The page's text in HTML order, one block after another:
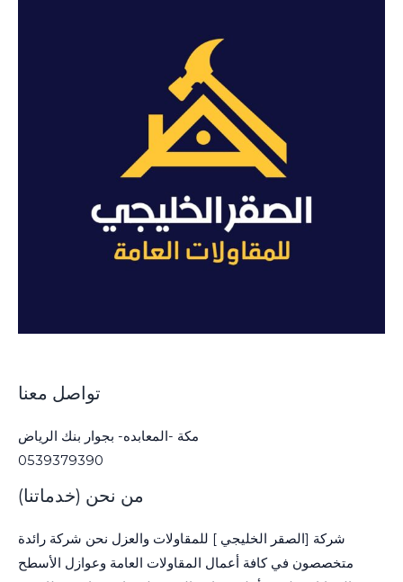
تواصل معنا
مكة -المعابده- بجوار بنك الرياض
0539379390
من نحن (خدماتنا)
شركة [الصقر الخليجي ] للمقاولات والعزل نحن شركة رائدة
متخصصون في كافة أعمال المقاولات العامة وعوازل الأسطح